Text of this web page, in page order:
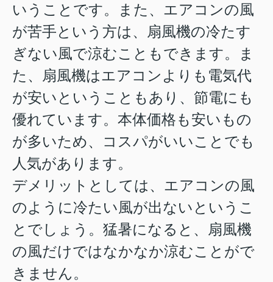
いうことです。また、エアコンの風
が苦手という方は、扇風機の冷たす
ぎない風で涼むこともできます。ま
た、扇風機はエアコンよりも電気代
が安いということもあり、節電にも
優れています。本体価格も安いもの
が多いため、コスパがいいことでも
人気があります。
デメリットとしては、エアコンの風
のように冷たい風が出ないというこ
とでしょう。猛暑になると、扇風機
の風だけではなかなか涼むことがで
きません。